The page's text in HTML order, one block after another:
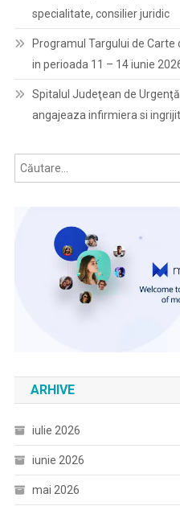
specialitate, consilier juridic
Programul Targului de Carte
in perioada 11 – 14 iunie
Spitalul Judeţean de
angajeaza infirmiera si
ARHIVE
iulie 2026
iunie 2026
mai 2026